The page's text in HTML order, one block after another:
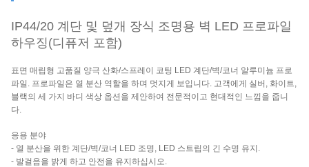
IP44/20 계단 및 덮개 장식 조명용 벽 LED 프로파일
하우징(디퓨저 포함)
표면 매립형 고품질 양극 산화/스프레이 코팅 LED 계단/벽/코너 알루미늄 프로
파일. 프로파일은 열 분산 역할을 하며 멋지게 보입니다. 고객에게 실버, 화이트,
블랙의 세 가지 바디 색상 옵션을 제안하여 전문적이고 현대적인 느낌을 줍니
다.
응용 분야
- 열 분산을 위한 계단/벽/코너 LED 조명, LED 스트립의 긴 수명 유지.
- 발걸음을 밝게 하고 안전을 유지하십시오.